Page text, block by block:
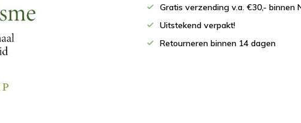
Gratis verzending v.a. €30,- binnen
Uitstekend verpakt!
Retourneren binnen 14 dagen